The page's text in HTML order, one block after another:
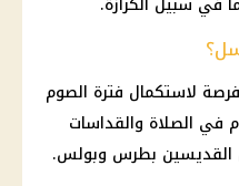
لاستكمال فترة الصوم
في الصلاة والقداسات
القديسين بطرس وبولس.